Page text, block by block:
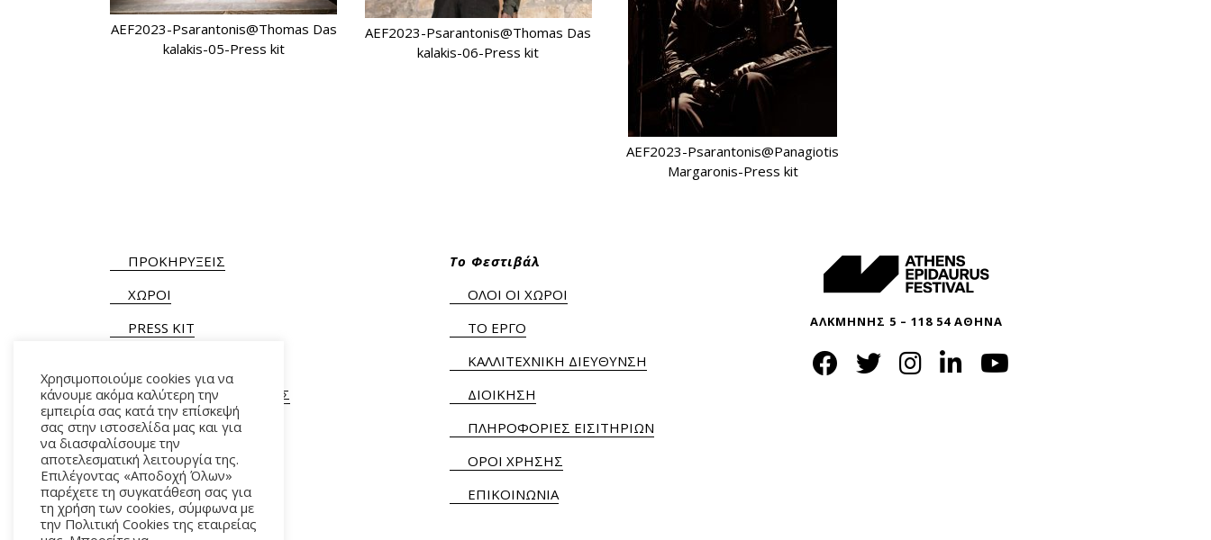
AEF2023-Psarantonis@Thomas Das
kalakis-05-Press kit
AEF2023-Psarantonis@Thomas Das
kalakis-06-Press kit
AEF2023-Psarantonis@Panagiotis
Margaronis-Press kit
ΠΡΟΚΗΡΥΞΕΙΣ
ΧΩΡΟΙ
PRESS KIT
ΓΕΝΙΚΕΣ ΠΛΗΡΟΦΟΡΙΕΣ
Τ. +30 210 9282900/ 901
Το Φεστιβάλ
ΟΛΟΙ ΟΙ ΧΩΡΟΙ
ΤΟ ΕΡΓΟ
ΚΑΛΛΙΤΕΧΝΙΚΗ ΔΙΕΥΘΥΝΣΗ
ΔΙΟΙΚΗΣΗ
ΠΛΗΡΟΦΟΡΙΕΣ ΕΙΣΙΤΗΡΙΩΝ
ΟΡΟΙ ΧΡΗΣΗΣ
ΕΠΙΚΟΙΝΩΝΙΑ
ΑΛΚΜΗΝΗΣ 5 – 118 54 ΑΘΗΝΑ
Χρησιμοποιούμε cookies για να
κάνουμε ακόμα καλύτερη την
εμπειρία σας κατά την επίσκεψή
σας στην ιστοσελίδα μας και για
να διασφαλίσουμε την
αποτελεσματική λειτουργία της.
Επιλέγοντας «Αποδοχή Όλων»
παρέχετε τη συγκατάθεση σας για
τη χρήση των cookies, σύμφωνα με
την Πολιτική Cookies της εταιρείας